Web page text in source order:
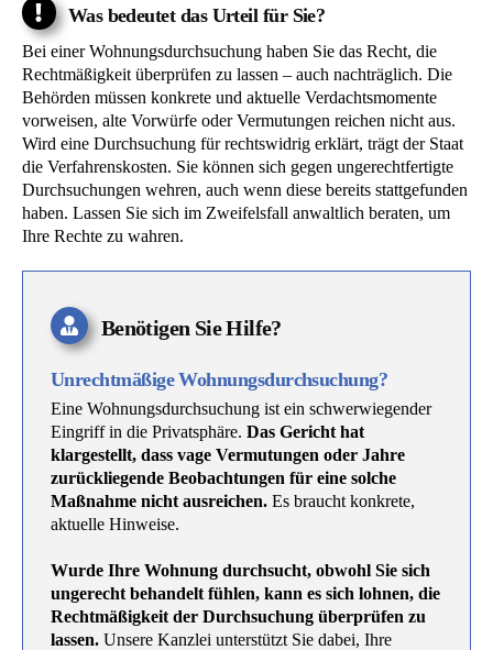
Was bedeutet das Urteil für Sie?
Bei einer Wohnungsdurchsuchung haben Sie das Recht, die
Rechtmäßigkeit überprüfen zu lassen – auch nachträglich. Die
Behörden müssen konkrete und aktuelle Verdachtsmomente
vorweisen, alte Vorwürfe oder Vermutungen reichen nicht aus.
Wird eine Durchsuchung für rechtswidrig erklärt, trägt der Staat
die Verfahrenskosten. Sie können sich gegen ungerechtfertigte
Durchsuchungen wehren, auch wenn diese bereits stattgefunden
haben. Lassen Sie sich im Zweifelsfall anwaltlich beraten, um
Ihre Rechte zu wahren.
Benötigen Sie Hilfe?
Unrechtmäßige Wohnungsdurchsuchung?
Eine Wohnungsdurchsuchung ist ein schwerwiegender
Eingriff in die Privatsphäre. Das Gericht hat
klargestellt, dass vage Vermutungen oder Jahre
zurückliegende Beobachtungen für eine solche
Maßnahme nicht ausreichen. Es braucht konkrete,
aktuelle Hinweise.
Wurde Ihre Wohnung durchsucht, obwohl Sie sich
ungerecht behandelt fühlen, kann es sich lohnen, die
Rechtmäßigkeit der Durchsuchung überprüfen zu
lassen. Unsere Kanzlei unterstützt Sie dabei, Ihre